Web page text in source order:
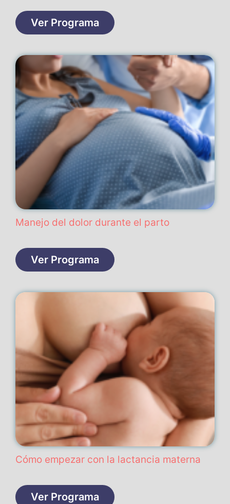
Ver Programa
Manejo del dolor durante el parto
Ver Programa
Cómo empezar con la lactancia materna
Ver Programa